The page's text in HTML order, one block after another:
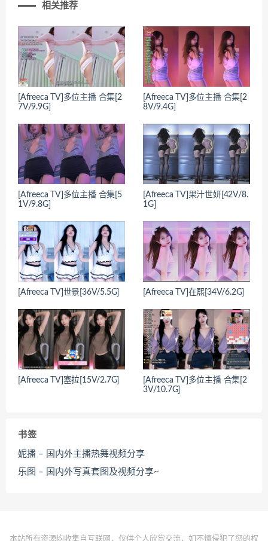
相关推荐
[Afreeca TV]多位主播 合集[2
7V/9.9G]
[Afreeca TV]多位主播 合集[2
8V/9.4G]
[Afreeca TV]多位主播 合集[5
1V/9.8G]
[Afreeca TV]果汁世妍[42V/8.
1G]
[Afreeca TV]世景[36V/5.5G] [Afreeca TV]在熙[34V/6.2G]
[Afreeca TV]塞拉[15V/2.7G]
[Afreeca TV]多位主播 合集[2
3V/10.7G]
书签
妮播 – 国内外主播热舞视频分享
乐图 – 国内外写真套图及视频分享~
本站所有资源均收集自互联网，仅供个人欣赏交流，如不慎侵犯了您的权